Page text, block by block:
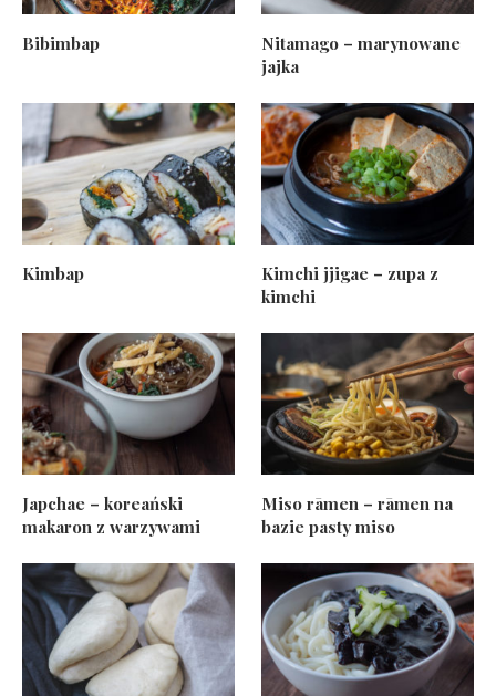
Bibimbap
Nitamago – marynowane
jajka
Kimbap
Kimchi jjigae – zupa z
kimchi
Japchae – koreański
makaron z warzywami
Miso rāmen – rāmen na
bazie pasty miso